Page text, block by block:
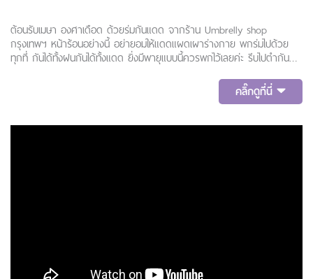
ต้อนรับเมษา องศาเดือด ด้วยร่มกันแดด จากร้าน Umbrelly shop
กรุงเทพฯ หน้าร้อนอย่างนี้ อย่ายอมให้แดดแผดเผาร่างกาย พกร่มไปด้วย
ทุกที่ กันได้ทั้งฝนกันได้ทั้งแดด ยิ่งมีพายุแบบนี้ควรพกไว้เลยค่ะ รีบไปตำกัน
คลิ๊กดูที่นี่